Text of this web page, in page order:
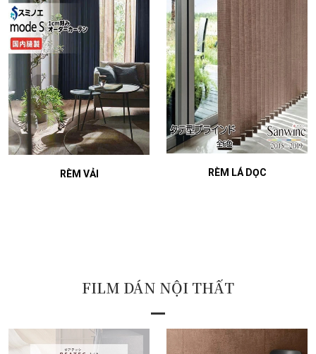
RÈM VẢI RÈM LÁ DỌC
FILM DÁN NỘI THẤT